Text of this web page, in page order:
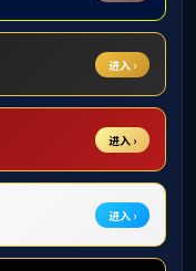
服务信息